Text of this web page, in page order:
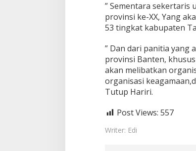
u
m
” Sementara sekertaris
provinsi ke-XX, Yang
53 tingkat kabupaten
” Dan dari panitia yang
provinsi Banten,
akan melibatkan
organisasi
Tutup Hariri.
Post Views: 557
Writer: Edi